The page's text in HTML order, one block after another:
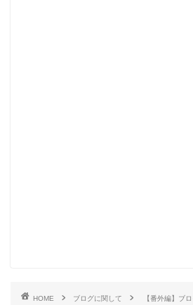
HOME ブログに関して 【番外編】ブ